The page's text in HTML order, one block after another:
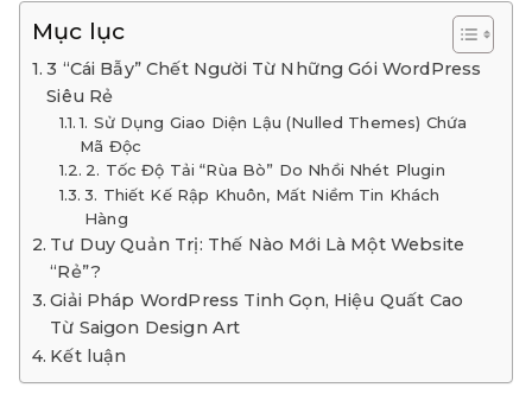
Mục lục
3 “Cái Bẫy” Chết Người Từ Những Gói WordPress
Siêu Rẻ
1. Sử Dụng Giao Diện Lậu (Nulled Themes) Chứa
Mã Độc
2. Tốc Độ Tải “Rùa Bò” Do Nhồi Nhét Plugin
3. Thiết Kế Rập Khuôn, Mất Niềm Tin Khách
Hàng
Tư Duy Quản Trị: Thế Nào Mới Là Một Website
“Rẻ”?
Giải Pháp WordPress Tinh Gọn, Hiệu Quất Cao
Từ Saigon Design Art
Kết luận